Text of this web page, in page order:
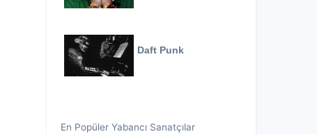
Daft Punk
En Popüler Yabancı Sanatçılar